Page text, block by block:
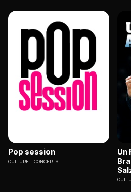
Pop session
CULTURE CONCERTS
Un